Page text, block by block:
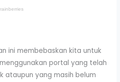
ini membebaskan kita untuk
portal yang telah
ataupun yang masih belum